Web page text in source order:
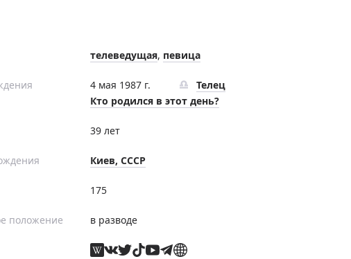
телеведущая, певица
4 мая 1987 г.
Телец
Кто родился в этот день?
39 лет
Киев, СССР
175
положение в разводе